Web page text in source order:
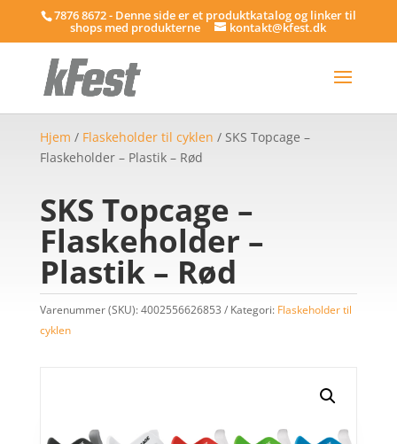
7876 8672 - Denne side er et produktkatalog og linker til
shops med produkterne kontakt@kfest.dk
Hjem / Flaskeholder til cyklen / SKS Topcage –
Flaskeholder – Plastik – Rød
SKS Topcage –
Flaskeholder –
Plastik – Rød
Varenummer (SKU):4002556626853 Kategori: Flaskeholder til
cyklen